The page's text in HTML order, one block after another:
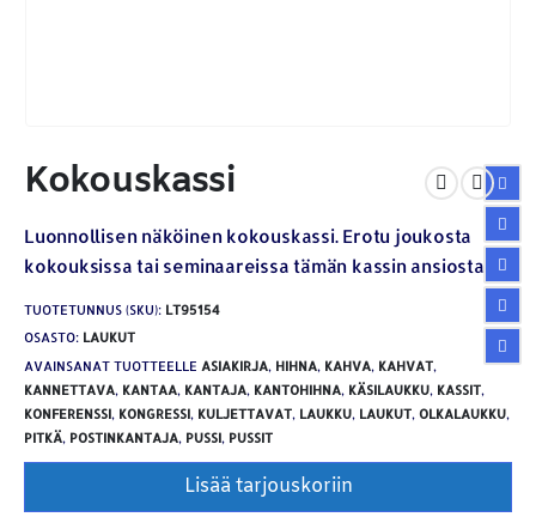
Kokouskassi
Luonnollisen näköinen kokouskassi. Erotu joukosta
kokouksissa tai seminaareissa tämän kassin ansiosta.
TUOTETUNNUS (SKU): LT95154
OSASTO: LAUKUT
AVAINSANAT TUOTTEELLE ASIAKIRJA, HIHNA, KAHVA, KAHVAT,
KANNETTAVA, KANTAA, KANTAJA, KANTOHIHNA, KÄSILAUKKU, KASSIT,
KONFERENSSI, KONGRESSI, KULJETTAVAT, LAUKKU, LAUKUT, OLKALAUKKU,
PITKÄ, POSTINKANTAJA, PUSSI, PUSSIT
Lisää tarjouskoriin